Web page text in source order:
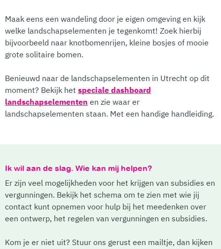
Maak eens een wandeling door je eigen omgeving en kijk
welke landschapselementen je tegenkomt! Zoek hierbij
bijvoorbeeld naar knotbomenrijen, kleine bosjes of mooie
grote solitaire bomen.
Benieuwd naar de landschapselementen in Utrecht op dit
moment? Bekijk het speciale dashboard
landschapselementen en zie waar er
landschapselementen staan. Met een handige handleiding.
Ik wil aan de slag. Wie kan mij helpen?
Er zijn veel mogelijkheden voor het krijgen van subsidies en
vergunningen. Bekijk het schema om te zien met wie jij
contact kunt opnemen voor hulp bij het meedenken over
een ontwerp, het regelen van vergunningen en subsidies.
Kom je er niet uit? Stuur ons gerust een mailtje, dan kijken